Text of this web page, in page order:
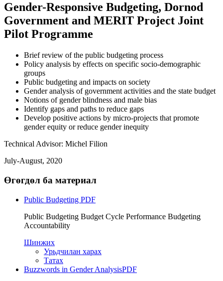
Gender-Responsive Budgeting, Dornod
Government and MERIT Project Joint
Pilot Programme
Brief review of the public budgeting process
Policy analysis by effects on specific socio-demographic
groups
Public budgeting and impacts on society
Gender analysis of government activities and the state budget
Notions of gender blindness and male bias
Identify gaps and paths to reduce gaps
Develop positive actions by micro-projects that promote
gender equity or reduce gender inequity
Technical Advisor: Michel Filion
July-August, 2020
Өгөгдөл ба материал
Public Budgeting PDF
Public Budgeting Budget Cycle Performance Budgeting
Accountability
Шинжих
Урьдчилан харах
Татах
Buzzwords in Gender AnalysisPDF